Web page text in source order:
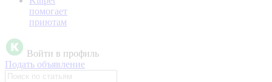
помогает
приютам
Войти в профиль
Подать объявление